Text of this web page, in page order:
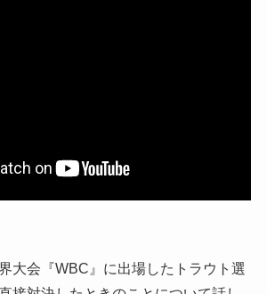
大会『WBC』に出場したトラウト選